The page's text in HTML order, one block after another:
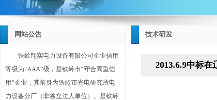
网站公告
铁岭翔实电力设备有限公司企业信用
等级为“AAA”级，是铁岭市“守合同重信
用”企业，其前身为铁岭市光电研究所电
力设备分厂（非独立法人单位）。是铁岭
技术研发
2013.6.9中标